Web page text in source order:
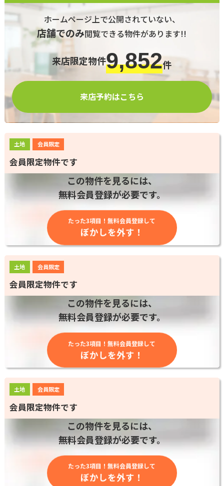
ホームページ上で公開されていない、
店舗でのみ閲覧できる物件があります!!
来店限定物件9,852件
来店予約はこちら
土地 会員限定
会員限定物件です
この物件を見るには、
無料会員登録が必要です。
たった3項目！無料会員登録して
ぼかしを外す！
土地 会員限定
会員限定物件です
この物件を見るには、
無料会員登録が必要です。
たった3項目！無料会員登録して
ぼかしを外す！
土地 会員限定
会員限定物件です
この物件を見るには、
無料会員登録が必要です。
たった3項目！無料会員登録して
ぼかしを外す！